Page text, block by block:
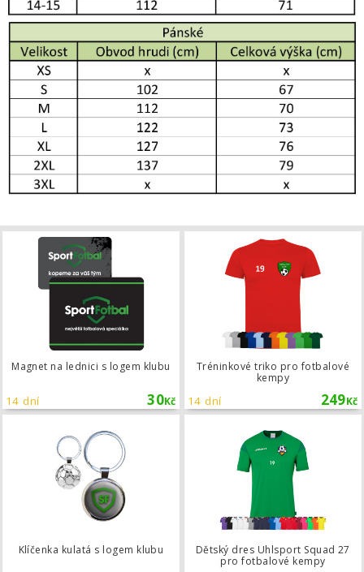
Magnet na lednici s logem klubu
30Kč
14 dní
Magnet na lednici s logem klubu
Tréninkové triko pro fotbalové
kempy
249Kč
14 dní
Klíčenka kulatá s logem klubu
Dětský dres Uhlsport Squad 27
pro fotbalové kempy